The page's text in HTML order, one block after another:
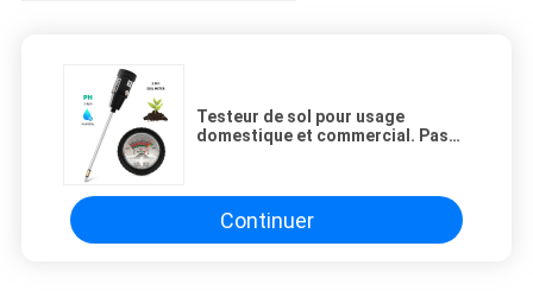
Testeur de sol pour usage
domestique et commercial. Pas
Continuer